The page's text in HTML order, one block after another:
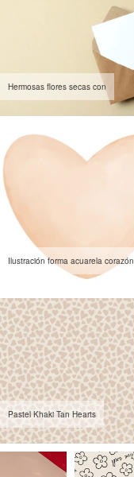
Hermosas flores secas con
Ilustración forma acuarela corazón
Pastel Khaki Tan Hearts